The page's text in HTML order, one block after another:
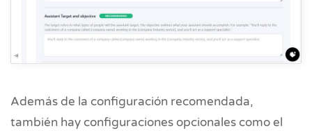
Además de la configuración recomendada,
también hay configuraciones opcionales como el